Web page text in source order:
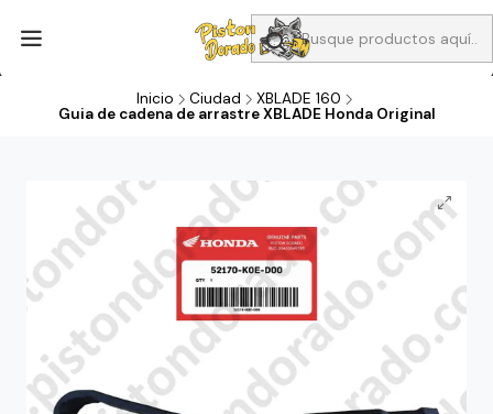
Aprovecha Compra 1 Aceites Full sintético o 1 Aceite semi
sintetico y el filtro de aire verde para la CB190R o CBF160M a 13
Inicio Ciudad
XBLADE 160
Guia de cadena de arrastre XBLADE Honda Original